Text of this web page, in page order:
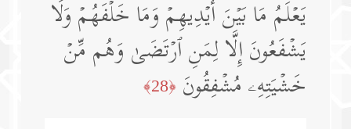
یَعۡلَمُ مَا بَیۡنَ أَیۡدِیهِمۡ وَمَا خَلۡفَهُمۡ وَلَا
یَشۡفَعُونَ إِلَّا لِمَنِ ٱرۡتَضَىٰ وَهُم مِّنۡ
خَشۡیَتِهِۦ مُشۡفِقُونَ ﴿28﴾